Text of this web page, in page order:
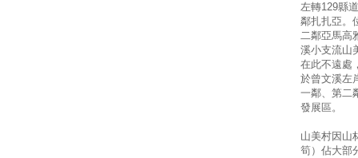
左轉129縣
鄰扎扎亞。
二鄰亞馬高
溪小支流山
在此不遠處
於曾文溪左
一鄰、第二
發展區。
山美村因山
筍）佔大部